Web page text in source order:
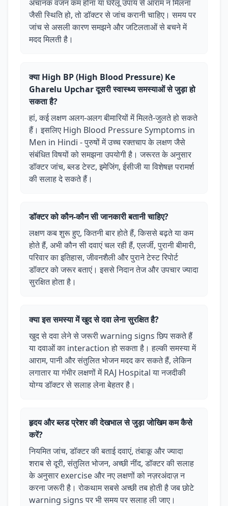
अचानक वजन कम होना या घरेलू उपाय से आराम न मिलना
जैसी स्थिति हो, तो डॉक्टर से जांच करानी चाहिए। समय पर
जांच से असली कारण समझने और जटिलताओं से बचने में
मदद मिलती है।
क्या High BP (High Blood Pressure) Ke
Gharelu Upchar दूसरी स्वास्थ्य समस्याओं से जुड़ा हो
सकता है?
हां, कई लक्षण अलग-अलग बीमारियों में मिलते-जुलते हो सकते
हैं। इसलिए High Blood Pressure Symptoms in
Men in Hindi - पुरुषों में उच्च रक्तचाप के लक्षण जैसे
संबंधित विषयों को समझना उपयोगी है। जरूरत के अनुसार
डॉक्टर जांच, ब्लड टेस्ट, इमेजिंग, ईसीजी या विशेषज्ञ परामर्श
की सलाह दे सकते हैं।
डॉक्टर को कौन-कौन सी जानकारी बतानी चाहिए?
लक्षण कब शुरू हुए, कितनी बार होते हैं, किससे बढ़ते या कम
होते हैं, अभी कौन सी दवाएं चल रही हैं, एलर्जी, पुरानी बीमारी,
परिवार का इतिहास, जीवनशैली और पुराने टेस्ट रिपोर्ट
डॉक्टर को जरूर बताएं। इससे निदान तेज और उपचार ज्यादा
सुरक्षित होता है।
क्या इस समस्या में खुद से दवा लेना सुरक्षित है?
खुद से दवा लेने से जरूरी warning signs छिप सकते हैं
या दवाओं का interaction हो सकता है। हल्की समस्या में
आराम, पानी और संतुलित भोजन मदद कर सकते हैं, लेकिन
लगातार या गंभीर लक्षणों में RAJ Hospital या नजदीकी
योग्य डॉक्टर से सलाह लेना बेहतर है।
हृदय और ब्लड प्रेशर की देखभाल से जुड़ा जोखिम कम कैसे
करें?
नियमित जांच, डॉक्टर की बताई दवाएं, तंबाकू और ज्यादा
शराब से दूरी, संतुलित भोजन, अच्छी नींद, डॉक्टर की सलाह
के अनुसार exercise और नए लक्षणों को नज़रअंदाज़ न
करना जरूरी है। रोकथाम सबसे अच्छी तब होती है जब छोटे
warning signs पर भी समय पर सलाह ली जाए।